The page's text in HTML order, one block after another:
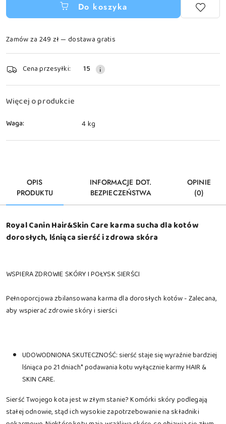
Do koszyka
Zamów za 249 zł — dostawa gratis
Dostępność
i
dostawa
Cena przesyłki: 15
Więcej o produkcie
Waga: 4 kg
OPIS
PRODUKTU
INFORMACJE DOT.
BEZPIECZEŃSTWA
OPINIE
(0)
Royal Canin Hair&Skin Care karma sucha dla kotów
dorosłych, lśniąca sierść i zdrowa skóra
WSPIERA ZDROWIE SKÓRY I POŁYSK SIERŚCI
Pełnoporcjowa zbilansowana karma dla dorosłych kotów - Zalecana,
aby wspierać zdrowie skóry i sierści
UDOWODNIONA SKUTECZNOŚĆ: sierść staje się wyraźnie bardziej
lśniąca po 21 dniach* podawania kotu wyłącznie karmy HAIR &
SKIN CARE.
Sierść Twojego kota jest w złym stanie? Komórki skóry podlegają
stałej odnowie, stąd ich wysokie zapotrzebowanie na składniki